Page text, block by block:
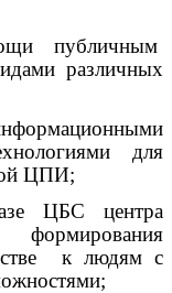
публичным
различных
для
ЦПИ;
ЦБС центра
к людям с